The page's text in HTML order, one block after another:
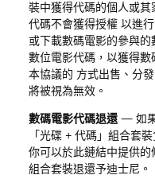
裝中獲得代碼的個人或
代碼不會獲得授權 以進
或下載數碼電影的參與
數位電影代碼，以獲得
本協議的 方式出售、分
將被視為無效。
數碼電影代碼退還 — 如
「光碟 + 代碼」組合套
你可以於此鏈結中提供
組合套裝退還予迪士尼。